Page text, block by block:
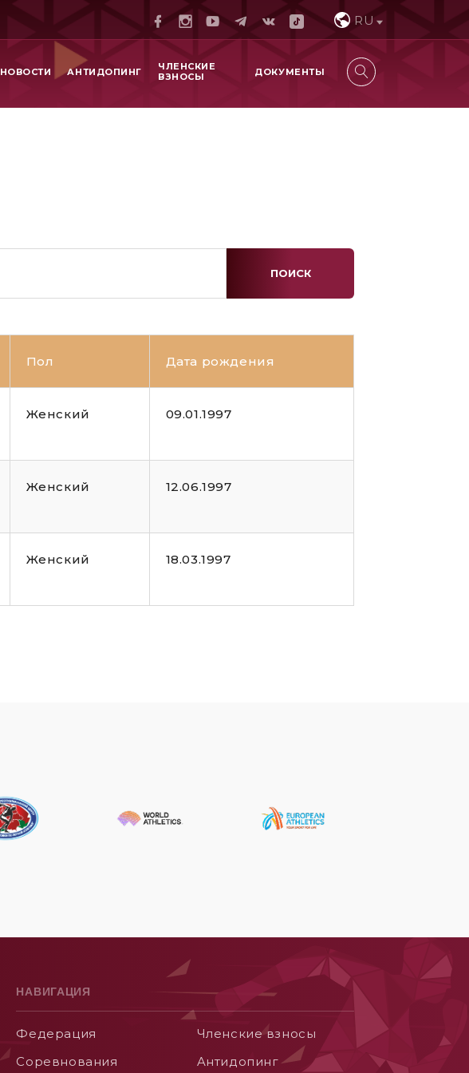
RU
НОВОСТИ АНТИДОПИНГ
ЧЛЕНСКИЕ
ВЗНОСЫ
ДОКУМЕНТЫ
ПОИСК
Пол Дата рождения
Женский 09.01.1997
Женский 12.06.1997
Женский 18.03.1997
НАВИГАЦИЯ
Федерация
Соревнования
Членские взносы
Aнтидопинг